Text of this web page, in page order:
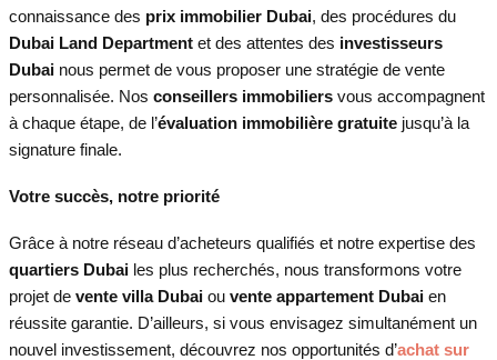
connaissance des prix immobilier Dubai, des procédures du
Dubai Land Department et des attentes des investisseurs
Dubai nous permet de vous proposer une stratégie de vente
personnalisée. Nos conseillers immobiliers vous accompagnent
à chaque étape, de l’évaluation immobilière gratuite jusqu’à la
signature finale.
Votre succès, notre priorité
Grâce à notre réseau d’acheteurs qualifiés et notre expertise des
quartiers Dubai les plus recherchés, nous transformons votre
projet de vente villa Dubai ou vente appartement Dubai en
réussite garantie. D’ailleurs, si vous envisagez simultanément un
nouvel investissement, découvrez nos opportunités d’achat sur